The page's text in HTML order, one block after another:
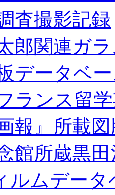
査撮影記録
郎関連ガ
データベ
ランス留
報』所載
館所蔵黒
ルムデータ